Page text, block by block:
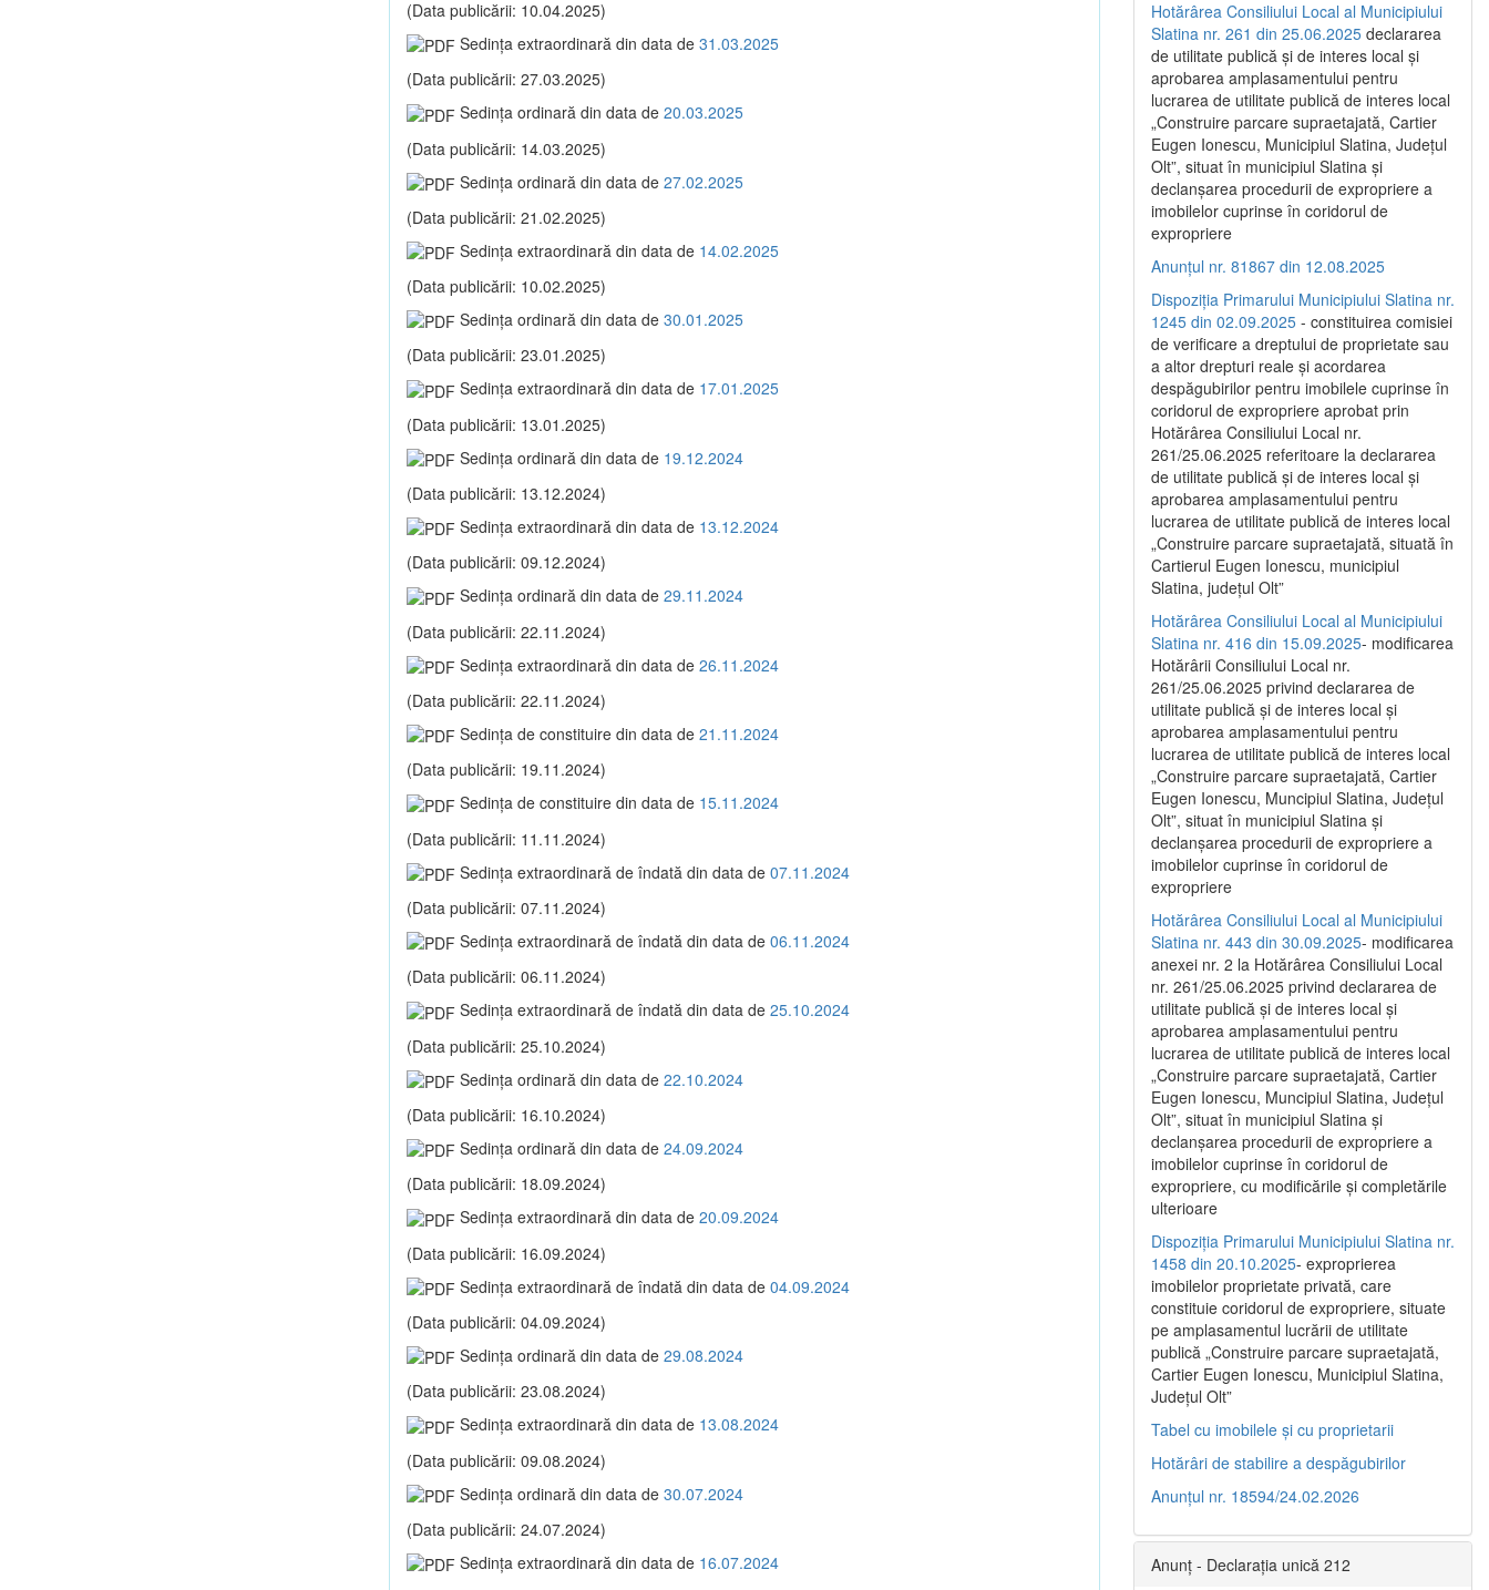
(Data publicării: 10.04.2025)
Sedinţa extraordinară din data de 31.03.2025
(Data publicării: 27.03.2025)
Sedinţa ordinară din data de 20.03.2025
(Data publicării: 14.03.2025)
Sedinţa ordinară din data de 27.02.2025
(Data publicării: 21.02.2025)
Sedinţa extraordinară din data de 14.02.2025
(Data publicării: 10.02.2025)
Sedinţa ordinară din data de 30.01.2025
(Data publicării: 23.01.2025)
Sedinţa extraordinară din data de 17.01.2025
(Data publicării: 13.01.2025)
Sedinţa ordinară din data de 19.12.2024
(Data publicării: 13.12.2024)
Sedinţa extraordinară din data de 13.12.2024
(Data publicării: 09.12.2024)
Sedinţa ordinară din data de 29.11.2024
(Data publicării: 22.11.2024)
Sedinţa extraordinară din data de 26.11.2024
(Data publicării: 22.11.2024)
Sedinţa de constituire din data de 21.11.2024
(Data publicării: 19.11.2024)
Sedinţa de constituire din data de 15.11.2024
(Data publicării: 11.11.2024)
Sedinţa extraordinară de îndată din data de 07.11.2024
(Data publicării: 07.11.2024)
Sedinţa extraordinară de îndată din data de 06.11.2024
(Data publicării: 06.11.2024)
Sedinţa extraordinară de îndată din data de 25.10.2024
(Data publicării: 25.10.2024)
Sedinţa ordinară din data de 22.10.2024
(Data publicării: 16.10.2024)
Sedinţa ordinară din data de 24.09.2024
(Data publicării: 18.09.2024)
Sedinţa extraordinară din data de 20.09.2024
(Data publicării: 16.09.2024)
Sedinţa extraordinară de îndată din data de 04.09.2024
(Data publicării: 04.09.2024)
Sedinţa ordinară din data de 29.08.2024
(Data publicării: 23.08.2024)
Sedinţa extraordinară din data de 13.08.2024
(Data publicării: 09.08.2024)
Sedinţa ordinară din data de 30.07.2024
(Data publicării: 24.07.2024)
Sedinţa extraordinară din data de 16.07.2024
Hotărârea Consiliului Local al Municipiului
Slatina nr. 261 din 25.06.2025 declararea
de utilitate publică și de interes local și
aprobarea amplasamentului pentru
lucrarea de utilitate publică de interes local
„Construire parcare supraetajată, Cartier
Eugen Ionescu, Municipiul Slatina, Județul
Olt”, situat în municipiul Slatina și
declanșarea procedurii de expropriere a
imobilelor cuprinse în coridorul de
expropriere
Anunțul nr. 81867 din 12.08.2025
Dispoziția Primarului Municipiului Slatina nr.
1245 din 02.09.2025 - constituirea comisiei
de verificare a dreptului de proprietate sau
a altor drepturi reale și acordarea
despăgubirilor pentru imobilele cuprinse în
coridorul de expropriere aprobat prin
Hotărârea Consiliului Local nr.
261/25.06.2025 referitoare la declararea
de utilitate publică și de interes local și
aprobarea amplasamentului pentru
lucrarea de utilitate publică de interes local
„Construire parcare supraetajată, situată în
Cartierul Eugen Ionescu, municipiul
Slatina, județul Olt”
Hotărârea Consiliului Local al Municipiului
Slatina nr. 416 din 15.09.2025- modificarea
Hotărârii Consiliului Local nr.
261/25.06.2025 privind declararea de
utilitate publică și de interes local și
aprobarea amplasamentului pentru
lucrarea de utilitate publică de interes local
„Construire parcare supraetajată, Cartier
Eugen Ionescu, Muncipiul Slatina, Județul
Olt”, situat în municipiul Slatina și
declanșarea procedurii de expropriere a
imobilelor cuprinse în coridorul de
expropriere
Hotărârea Consiliului Local al Municipiului
Slatina nr. 443 din 30.09.2025- modificarea
anexei nr. 2 la Hotărârea Consiliului Local
nr. 261/25.06.2025 privind declararea de
utilitate publică şi de interes local şi
aprobarea amplasamentului pentru
lucrarea de utilitate publică de interes local
„Construire parcare supraetajată, Cartier
Eugen Ionescu, Muncipiul Slatina, Judeţul
Olt”, situat în municipiul Slatina şi
declanşarea procedurii de expropriere a
imobilelor cuprinse în coridorul de
expropriere, cu modificările şi completările
ulterioare
Dispoziția Primarului Municipiului Slatina nr.
1458 din 20.10.2025- exproprierea
imobilelor proprietate privată, care
constituie coridorul de expropriere, situate
pe amplasamentul lucrării de utilitate
publică „Construire parcare supraetajată,
Cartier Eugen Ionescu, Municipiul Slatina,
Județul Olt”
Tabel cu imobilele și cu proprietarii
Hotărâri de stabilire a despăgubirilor
Anunțul nr. 18594/24.02.2026
Anunț - Declarația unică 212